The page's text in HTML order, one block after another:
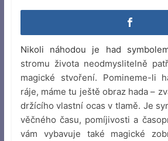
Nikoli náhodou je had
stromu života neodmyslitelně
magické stvoření. Pomineme-li
ráje, máme tu ještě obraz hada –
držícího vlastní ocas v tlamě. Je
věčného času, pomíjivosti a
vám vybavuje také magické